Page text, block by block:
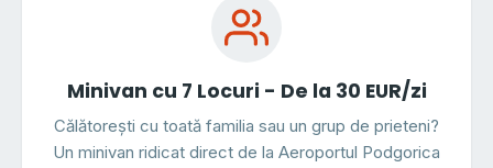
Minivan cu 7 Locuri - De la 30 EUR/zi
Călătorești cu toată familia sau un grup de prieteni?
Un minivan ridicat direct de la Aeroportul Podgorica